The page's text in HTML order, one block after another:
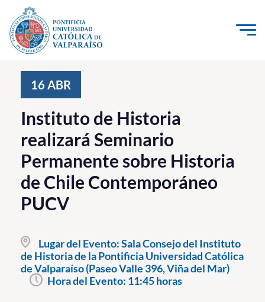
Click acá para ir directamente al contenido
Investigación, Creación e Innovación
PUCV Internacional
Vinculación con el Medio
Admisión
Pregrado
Postgrado
Formación Continua
16 ABR
Instituto de Historia
realizará Seminario
Permanente sobre Historia
de Chile Contemporáneo
PUCV
Lugar del Evento:Sala Consejo del Instituto
de Historia de la Pontificia Universidad Católica
de Valparaíso (Paseo Valle 396, Viña del Mar)
Hora del Evento: 11:45 horas